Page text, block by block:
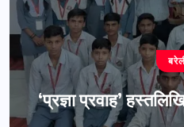
‘प्रज्ञा प्रवाह’